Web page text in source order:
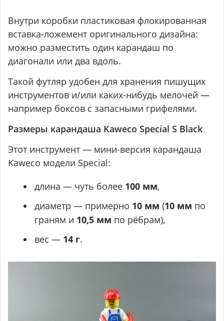
Внутри коробки пластиковая флокированная
вставка-ложемент оригинального дизайна:
можно разместить один карандаш по
диагонали или два вдоль.
Такой футляр удобен для хранения пишущих
инструментов и/или каких-нибудь мелочей —
например боксов с запасными грифелями.
Размеры карандаша Kaweco Special S Black
Этот инструмент — мини-версия карандаша
Kaweco модели Special:
длина — чуть более 100 мм,
диаметр — примерно 10 мм (10 мм по
граням и 10,5 мм по рёбрам),
вес — 14 г.